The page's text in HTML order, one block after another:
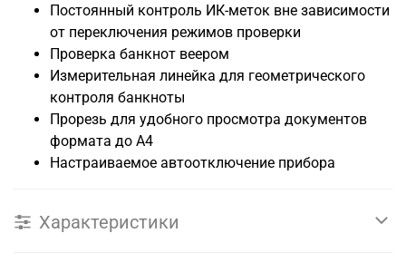
Постоянный контроль ИК-меток вне зависимости
от переключения режимов проверки
Проверка банкнот веером
Измерительная линейка для геометрического
контроля банкноты
Прорезь для удобного просмотра документов
формата до А4
Настраиваемое автоотключение прибора
Характеристики